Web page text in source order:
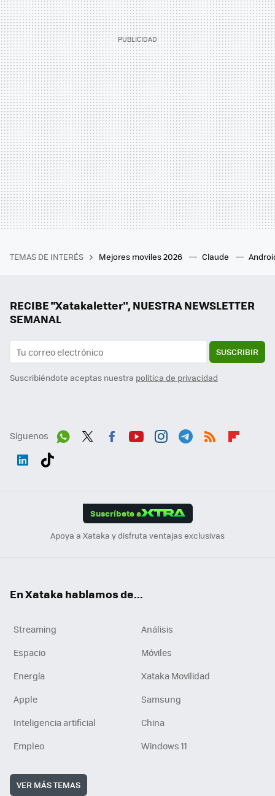
TEMAS DE INTERÉS Mejores moviles 2026 Claude
RECIBE "Xatakaletter", NUESTRA NEWSLETTER
SEMANAL
SUSCRIBIR
Suscribiéndote aceptas nuestra política de privacidad
Síguenos
Suscríbete a
Apoya a Xataka y disfruta ventajas exclusivas
En Xataka hablamos de...
Streaming
Análisis
Espacio
Móviles
Energía
Xataka Movilidad
Apple
Samsung
Inteligencia artificial
China
Empleo
Windows 11
VER MÁS TEMAS